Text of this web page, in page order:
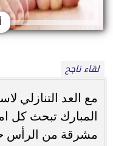
لقاء ناجح
مع العد التنازلي
المبارك تبحث كل
مشرقة من الرأس